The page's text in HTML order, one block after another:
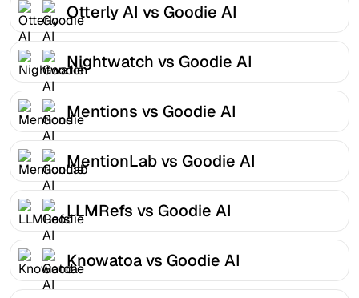
Otterly AI vs Goodie AI
Nightwatch vs Goodie AI
Mentions vs Goodie AI
MentionLab vs Goodie AI
LLMRefs vs Goodie AI
Knowatoa vs Goodie AI